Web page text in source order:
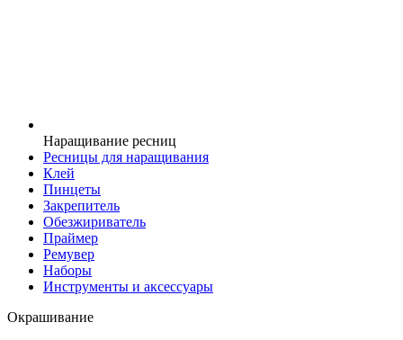
Наращивание ресниц
Ресницы для наращивания
Клей
Пинцеты
Закрепитель
Обезжириватель
Праймер
Ремувер
Наборы
Инструменты и аксессуары
Окрашивание